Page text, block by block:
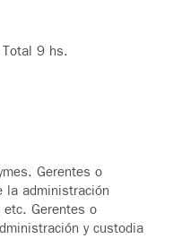
9 hs.
Gerentes o
la administración
Gerentes o
y custodia